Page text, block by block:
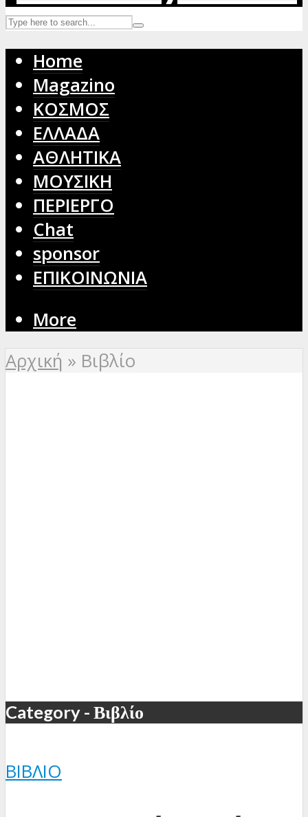
Home
Magazino
ΚΟΣΜΟΣ
ΕΛΛΑΔΑ
ΑΘΛΗΤΙΚΑ
ΜΟΥΣΙΚΗ
ΠΕΡΙΕΡΓΟ
Chat
sponsor
ΕΠΙΚΟΙΝΩΝΙΑ
More
Αρχική » Βιβλίο
Category - Βιβλίο
ΒΙΒΛΊΟ